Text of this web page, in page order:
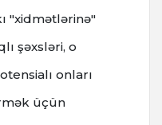
"xidmətlərinə"
şəxsləri, o
onları
üçün